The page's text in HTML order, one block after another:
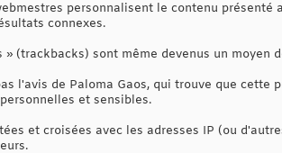
personnalisent le contenu
connexes.
» (trackbacks) sont même devenus un
l'avis de Paloma Gaos, qui trouve que
et sensibles.
et croisées avec les adresses IP (ou